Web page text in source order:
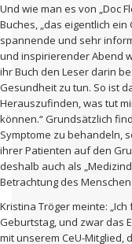
Und wie man es von „Doc
Buches, „das eigentlich
spannende und sehr
und inspirierender Abend
ihr Buch den Leser darin
Gesundheit zu tun. So ist
Herauszufinden, was tut
können.“ Grundsätzlich
Symptome zu behandeln,
ihrer Patienten auf den
deshalb auch als
Betrachtung des
Kristina Tröger meinte:
Geburtstag, und zwar das
mit unserem CeU-Mitglied,